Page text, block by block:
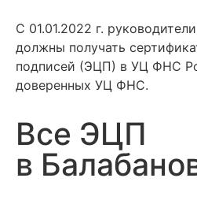
С 01.01.2022 г.
должны получать
подписей (ЭЦП) в УЦ ФНС
доверенных УЦ ФНС.
Все ЭЦП
в